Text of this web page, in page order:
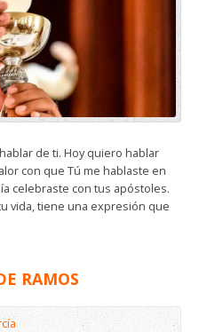
de ti. Hoy quiero hablar
con que Tú me hablaste en
celebraste con tus apóstoles.
vida, tiene una expresión que
RAMOS